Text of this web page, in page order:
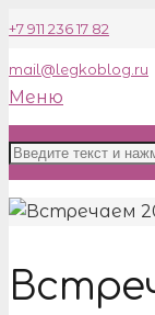
+7 911 236 17 82
mail@legkoblog.ru
Меню